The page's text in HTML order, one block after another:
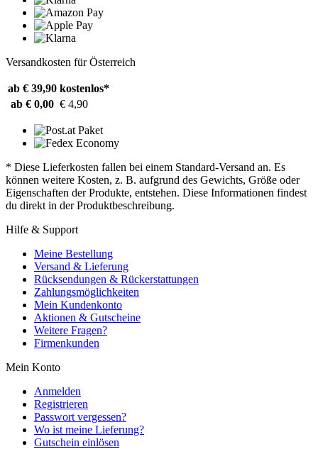
Versandkosten für Österreich
ab € 39,90 kostenlos*
ab € 0,00 € 4,90
* Diese Lieferkosten fallen bei einem Standard-Versand an. Es
können weitere Kosten, z. B. aufgrund des Gewichts, Größe oder
Eigenschaften der Produkte, entstehen. Diese Informationen findest
du direkt in der Produktbeschreibung.
Hilfe & Support
Meine Bestellung
Versand & Lieferung
Rücksendungen & Rückerstattungen
Zahlungsmöglichkeiten
Mein Kundenkonto
Aktionen & Gutscheine
Weitere Fragen?
Firmenkunden
Mein Konto
Anmelden
Registrieren
Passwort vergessen?
Wo ist meine Lieferung?
Gutschein einlösen